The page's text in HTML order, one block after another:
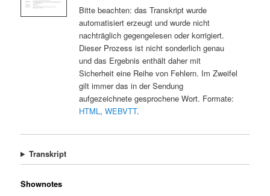
Bitte beachten: das Transkript wurde
automatisiert erzeugt und wurde nicht
nachträglich gegengelesen oder korrigiert.
Dieser Prozess ist nicht sonderlich genau
und das Ergebnis enthält daher mit
Sicherheit eine Reihe von Fehlern. Im Zweifel
gilt immer das in der Sendung
aufgezeichnete gesprochene Wort. Formate:
HTML, WEBVTT.
Transkript
Shownotes